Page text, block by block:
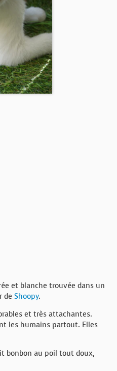
et blanche trouvée dans un
de Shoopy.
et très attachantes.
les humains partout. Elles
bonbon au poil tout doux,